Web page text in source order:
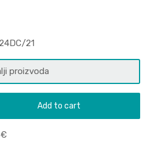
21
proizvoda
Add to cart
€